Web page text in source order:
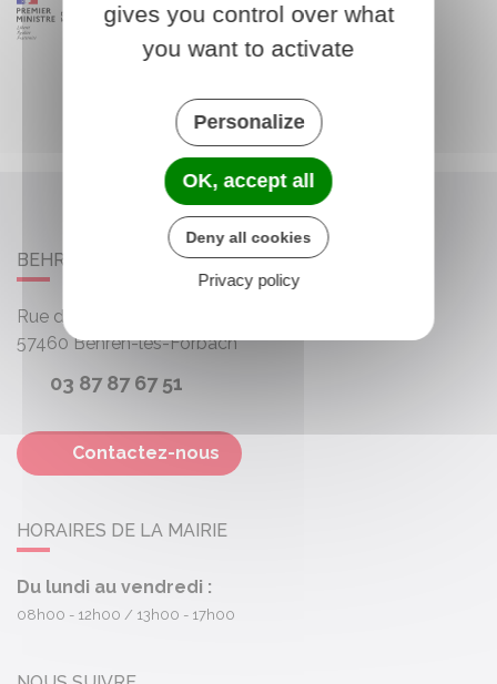
BEHREN-LÈS-FORBACH
Rue des Roses
57460Behren-lès-Forbach
03 87 87 67 51
Contactez-nous
HORAIRES DE LA MAIRIE
Du lundi au vendredi :
08h00 - 12h00 13h00 - 17h00
gives you control over what
you want to activate
Personalize
OK, accept all
Deny all cookies
Privacy policy